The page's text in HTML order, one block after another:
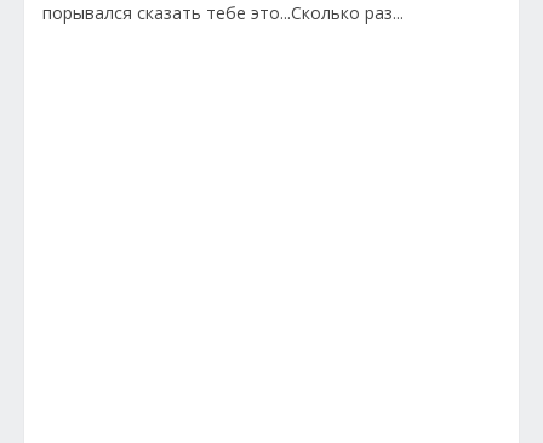
порывался сказать тебе это...Сколько раз...